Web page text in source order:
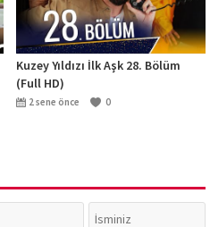
Kuzey Yıldızı İlk Aşk 28. Bölüm
(Full HD)
2 sene önce 0